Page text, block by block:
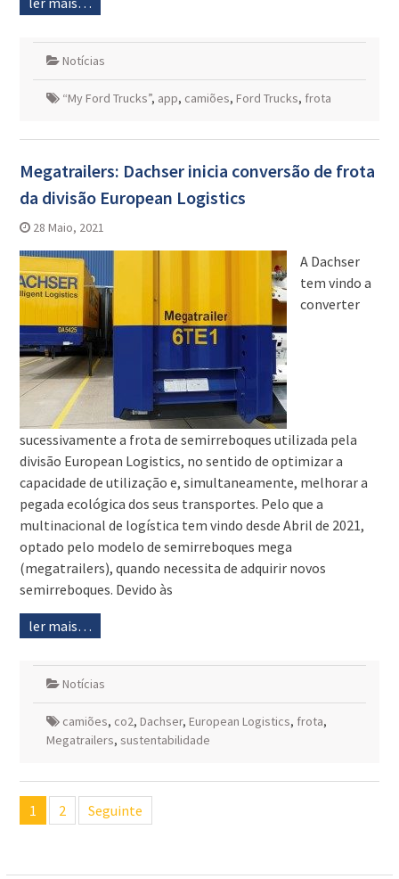
Notícias
“My Ford Trucks”, app, camiões, Ford Trucks, frota
Megatrailers: Dachser inicia conversão de frota
da divisão European Logistics
28 Maio, 2021
A Dachser
tem vindo a
converter
sucessivamente a frota de semirreboques utilizada pela
divisão European Logistics, no sentido de optimizar a
capacidade de utilização e, simultaneamente, melhorar a
pegada ecológica dos seus transportes. Pelo que a
multinacional de logística tem vindo desde Abril de 2021,
optado pelo modelo de semirreboques mega
(megatrailers), quando necessita de adquirir novos
semirreboques. Devido às
ler mais…
Notícias
camiões, co2, Dachser, European Logistics, frota,
Megatrailers, sustentabilidade
Navegação
de
1 2 Seguinte